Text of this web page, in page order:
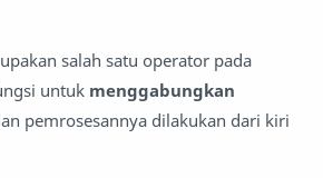
salah satu operator pada
untuk menggabungkan
pemrosesannya dilakukan dari kiri